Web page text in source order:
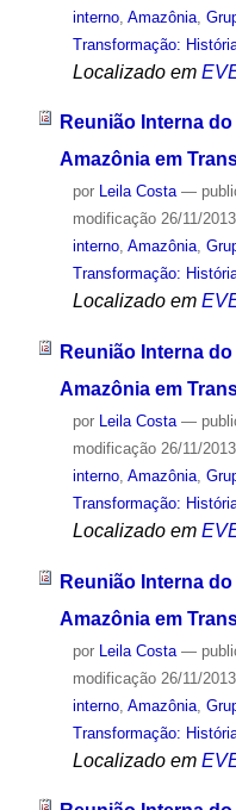
interno, Amazônia,
Transformação:
Localizado em
Reunião Interna
Amazônia em
por Leila Costa —
modificação26/11/
interno, Amazônia,
Transformação:
Localizado em
Reunião Interna
Amazônia em
por Leila Costa —
modificação26/11/
interno, Amazônia,
Transformação:
Localizado em
Reunião Interna
Amazônia em
por Leila Costa —
modificação26/11/
interno, Amazônia,
Transformação:
Localizado em